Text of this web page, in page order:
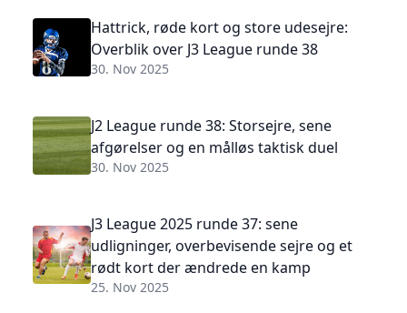
Hattrick, røde kort og store udesejre:
Overblik over J3 League runde 38
30. Nov 2025
J2 League runde 38: Storsejre, sene
afgørelser og en målløs taktisk duel
30. Nov 2025
J3 League 2025 runde 37: sene
udligninger, overbevisende sejre og et
rødt kort der ændrede en kamp
25. Nov 2025